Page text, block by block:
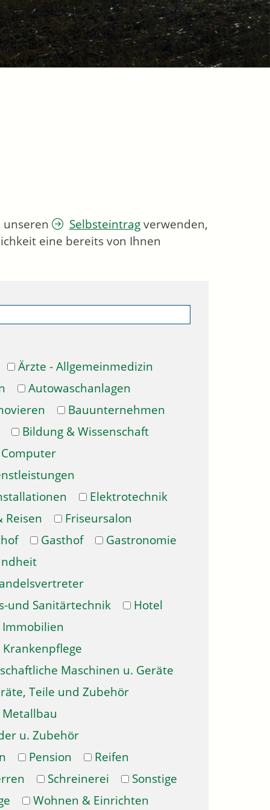
unseren Selbsteintragverwenden,
eine bereits von Ihnen
Ärzte - Allgemeinmedizin
Autowaschanlagen
Bauunternehmen
Bildung & Wissenschaft
Computer
Elektrotechnik
Reisen
Friseursalon
Gasthof
Gastronomie
und Sanitärtechnik
Hotel
Immobilien
Krankenpflege
Maschinen u. Geräte
Teile und Zubehör
Metallbau
u. Zubehör
Pension
Reifen
Schreinerei
Sonstige
Wohnen & Einrichten